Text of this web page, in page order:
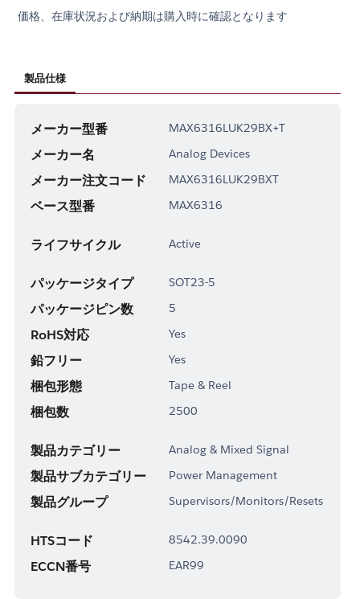
価格、在庫状況および納期は購入時に確認となります
製品仕様
メーカー型番 MAX6316LUK29BX+T
メーカー名 Analog Devices
メーカー注文コード MAX6316LUK29BXT
ベース型番 MAX6316
ライフサイクル Active
パッケージタイプ SOT23-5
パッケージピン数 5
RoHS対応 Yes
鉛フリー Yes
梱包形態 Tape & Reel
梱包数 2500
製品カテゴリー Analog & Mixed Signal
製品サブカテゴリー Power Management
製品グループ Supervisors/Monitors/Resets
HTSコード 8542.39.0090
ECCN番号 EAR99